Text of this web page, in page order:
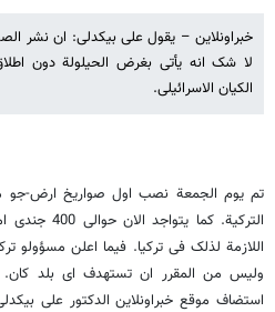
خبراونلاین – یقول علی بیکدلی: ان نشر
لا شک انه یأتی بغرض الحیلولة دون
الکیان الاسرائیلی.
تم یوم الجمعة نصب اول صواریخ ارض-جو
الترکیة. کما
اللازمة لذلک فی ترکیا. فیما اعلن مسؤولو
ولیس من المقرر ان تستهدف ای بلد
استضاف موقع خبراونلاین الدکتور علی